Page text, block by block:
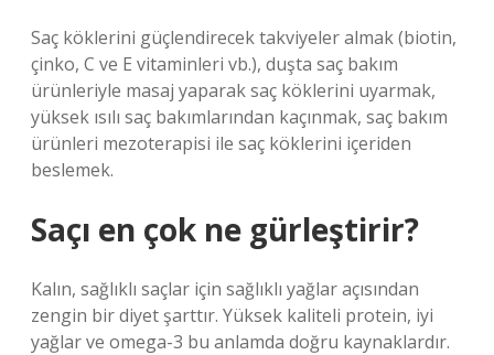
Saç köklerini güçlendirecek takviyeler almak (biotin,
çinko, C ve E vitaminleri vb.), duşta saç bakım
ürünleriyle masaj yaparak saç köklerini uyarmak,
yüksek ısılı saç bakımlarından kaçınmak, saç bakım
ürünleri mezoterapisi ile saç köklerini içeriden
beslemek.
Saçı en çok ne gürleştirir?
Kalın, sağlıklı saçlar için sağlıklı yağlar açısından
zengin bir diyet şarttır. Yüksek kaliteli protein, iyi
yağlar ve omega-3 bu anlamda doğru kaynaklardır.